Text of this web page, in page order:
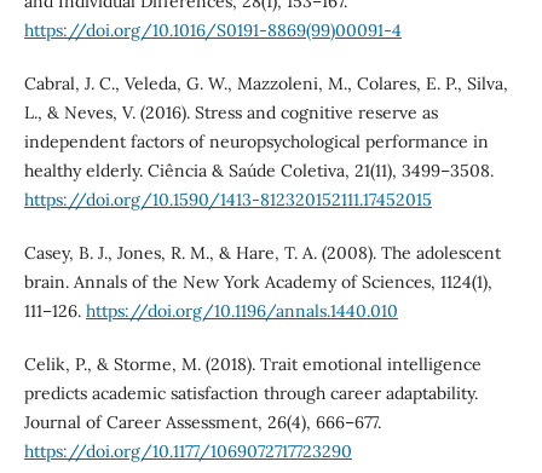
https://doi.org/10.1016/S0191-8869(99)00091-4
Cabral, J. C., Veleda, G. W., Mazzoleni, M., Colares, E. P., Silva,
L., & Neves, V. (2016). Stress and cognitive reserve as
independent factors of neuropsychological performance in
healthy elderly. Ciência & Saúde Coletiva, 21(11), 3499–3508.
https://doi.org/10.1590/1413-812320152111.17452015
Casey, B. J., Jones, R. M., & Hare, T. A. (2008). The adolescent
brain. Annals of the New York Academy of Sciences, 1124(1),
111–126. https://doi.org/10.1196/annals.1440.010
Celik, P., & Storme, M. (2018). Trait emotional intelligence
predicts academic satisfaction through career adaptability.
Journal of Career Assessment, 26(4), 666–677.
https://doi.org/10.1177/1069072717723290